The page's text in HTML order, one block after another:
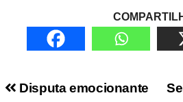
Navegação de
Disputa emocionante